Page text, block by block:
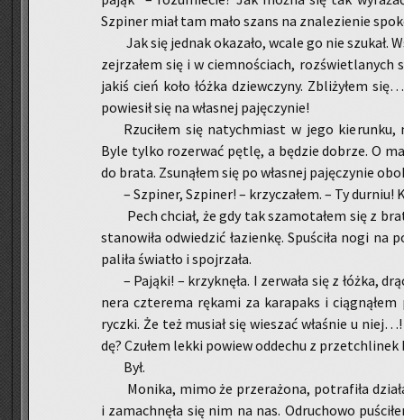
Szpi­ner miał tam mało szans na zna­le­zie­nie
Jak się jed­nak oka­za­ło, wcale go nie szu­kał.
zej­rza­łem się i w ciem­no­ściach, roz­świe­tla­nych
jakiś cień koło łóżka dziew­czy­ny. Zbli­ży­łem
po­wie­sił się na wła­snej pa­ję­czy­nie!
Rzu­ci­łem się na­tych­miast w jego
Byle tylko ro­ze­rwać pętlę, a bę­dzie do­brze. O
do brata. Zsu­ną­łem się po wła­snej pa­ję­czy­nie
– Szpi­ner, Szpi­ner! – krzy­cza­łem. – Ty
Pech chciał, że gdy tak sza­mo­ta­łem się z
sta­no­wi­ła od­wie­dzić ła­zien­kę. Spu­ści­ła nogi
pa­li­ła świa­tło i spoj­rza­ła.
– Pa­ją­ki! – krzyk­nę­ła. I ze­rwa­ła się z łóżka,
ne­ra czte­re­ma rę­ka­mi za ka­ra­paks i
rycz­ki. Że też mu­siał się wie­szać wła­śnie u
dę? Czu­łem lekki po­wiew od­de­chu z
Był.
Mo­ni­ka, mimo że prze­ra­żo­na, po­tra­fi­ła
i za­mach­nę­ła się nim na nas. Od­ru­cho­wo